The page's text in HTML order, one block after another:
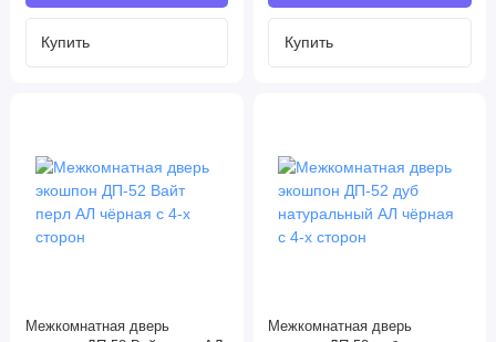
Межкомнатная дверь
Межкомнатная дверь